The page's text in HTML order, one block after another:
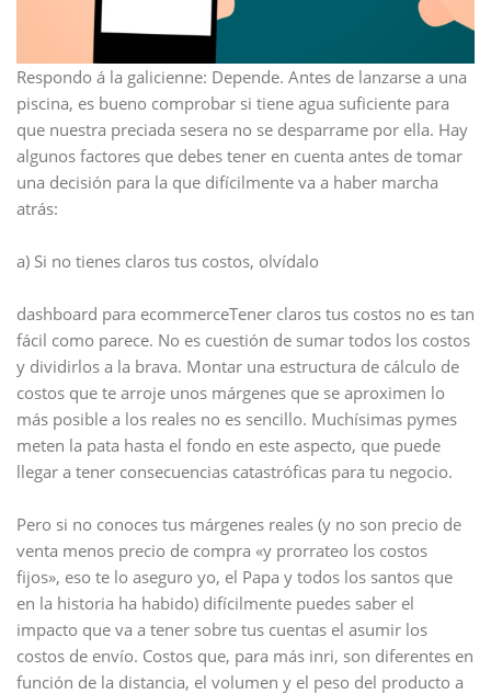
Respondo á la galicienne: Depende. Antes de lanzarse a una
piscina, es bueno comprobar si tiene agua suficiente para
que nuestra preciada sesera no se desparrame por ella. Hay
algunos factores que debes tener en cuenta antes de tomar
una decisión para la que difícilmente va a haber marcha
atrás:
a) Si no tienes claros tus costos, olvídalo
dashboard para ecommerceTener claros tus costos no es tan
fácil como parece. No es cuestión de sumar todos los costos
y dividirlos a la brava. Montar una estructura de cálculo de
costos que te arroje unos márgenes que se aproximen lo
más posible a los reales no es sencillo. Muchísimas pymes
meten la pata hasta el fondo en este aspecto, que puede
llegar a tener consecuencias catastróficas para tu negocio.
Pero si no conoces tus márgenes reales (y no son precio de
venta menos precio de compra «y prorrateo los costos
fijos», eso te lo aseguro yo, el Papa y todos los santos que
en la historia ha habido) difícilmente puedes saber el
impacto que va a tener sobre tus cuentas el asumir los
costos de envío. Costos que, para más inri, son diferentes en
función de la distancia, el volumen y el peso del producto a